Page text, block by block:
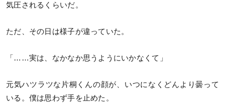
気圧されるくらいだ。
ただ、その日は様子が違っていた。
「……実は、なかなか思うようにいかなくて」
元気ハツラツな片桐くんの顔が、いつになくどんより曇って
いる。僕は思わず手を止めた。